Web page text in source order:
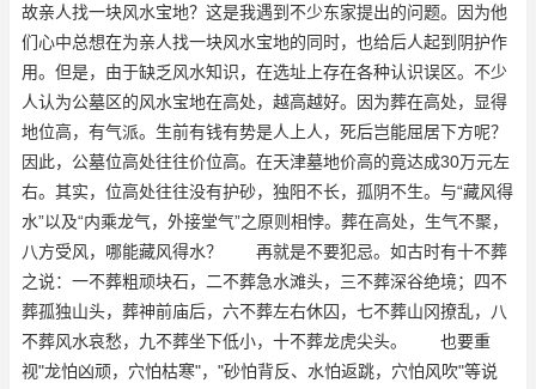
故亲人找一块风水宝地？这是我遇到不少东家提出的问题。因为他
们心中总想在为亲人找一块风水宝地的同时，也给后人起到阴护作
用。但是，由于缺乏风水知识，在选址上存在各种认识误区。不少
人认为公墓区的风水宝地在高处，越高越好。因为葬在高处，显得
地位高，有气派。生前有钱有势是人上人，死后岂能屈居下方呢？
因此，公墓位高处往往价位高。在天津墓地价高的竟达成30万元左
右。其实，位高处往往没有护砂，独阳不长，孤阴不生。与“藏风得
水”以及“内乘龙气，外接堂气”之原则相悖。葬在高处，生气不聚，
八方受风，哪能藏风得水？ 再就是不要犯忌。如古时有十不葬
之说：一不葬粗顽块石，二不葬急水滩头，三不葬深谷绝境；四不
葬孤独山头，葬神前庙后，六不葬左右休囚，七不葬山冈撩乱，八
不葬风水哀愁，九不葬坐下低小，十不葬龙虎尖头。 也要重
视"龙怕凶顽，穴怕枯寒"，"砂怕背反、水怕返跳，穴怕风吹"等说